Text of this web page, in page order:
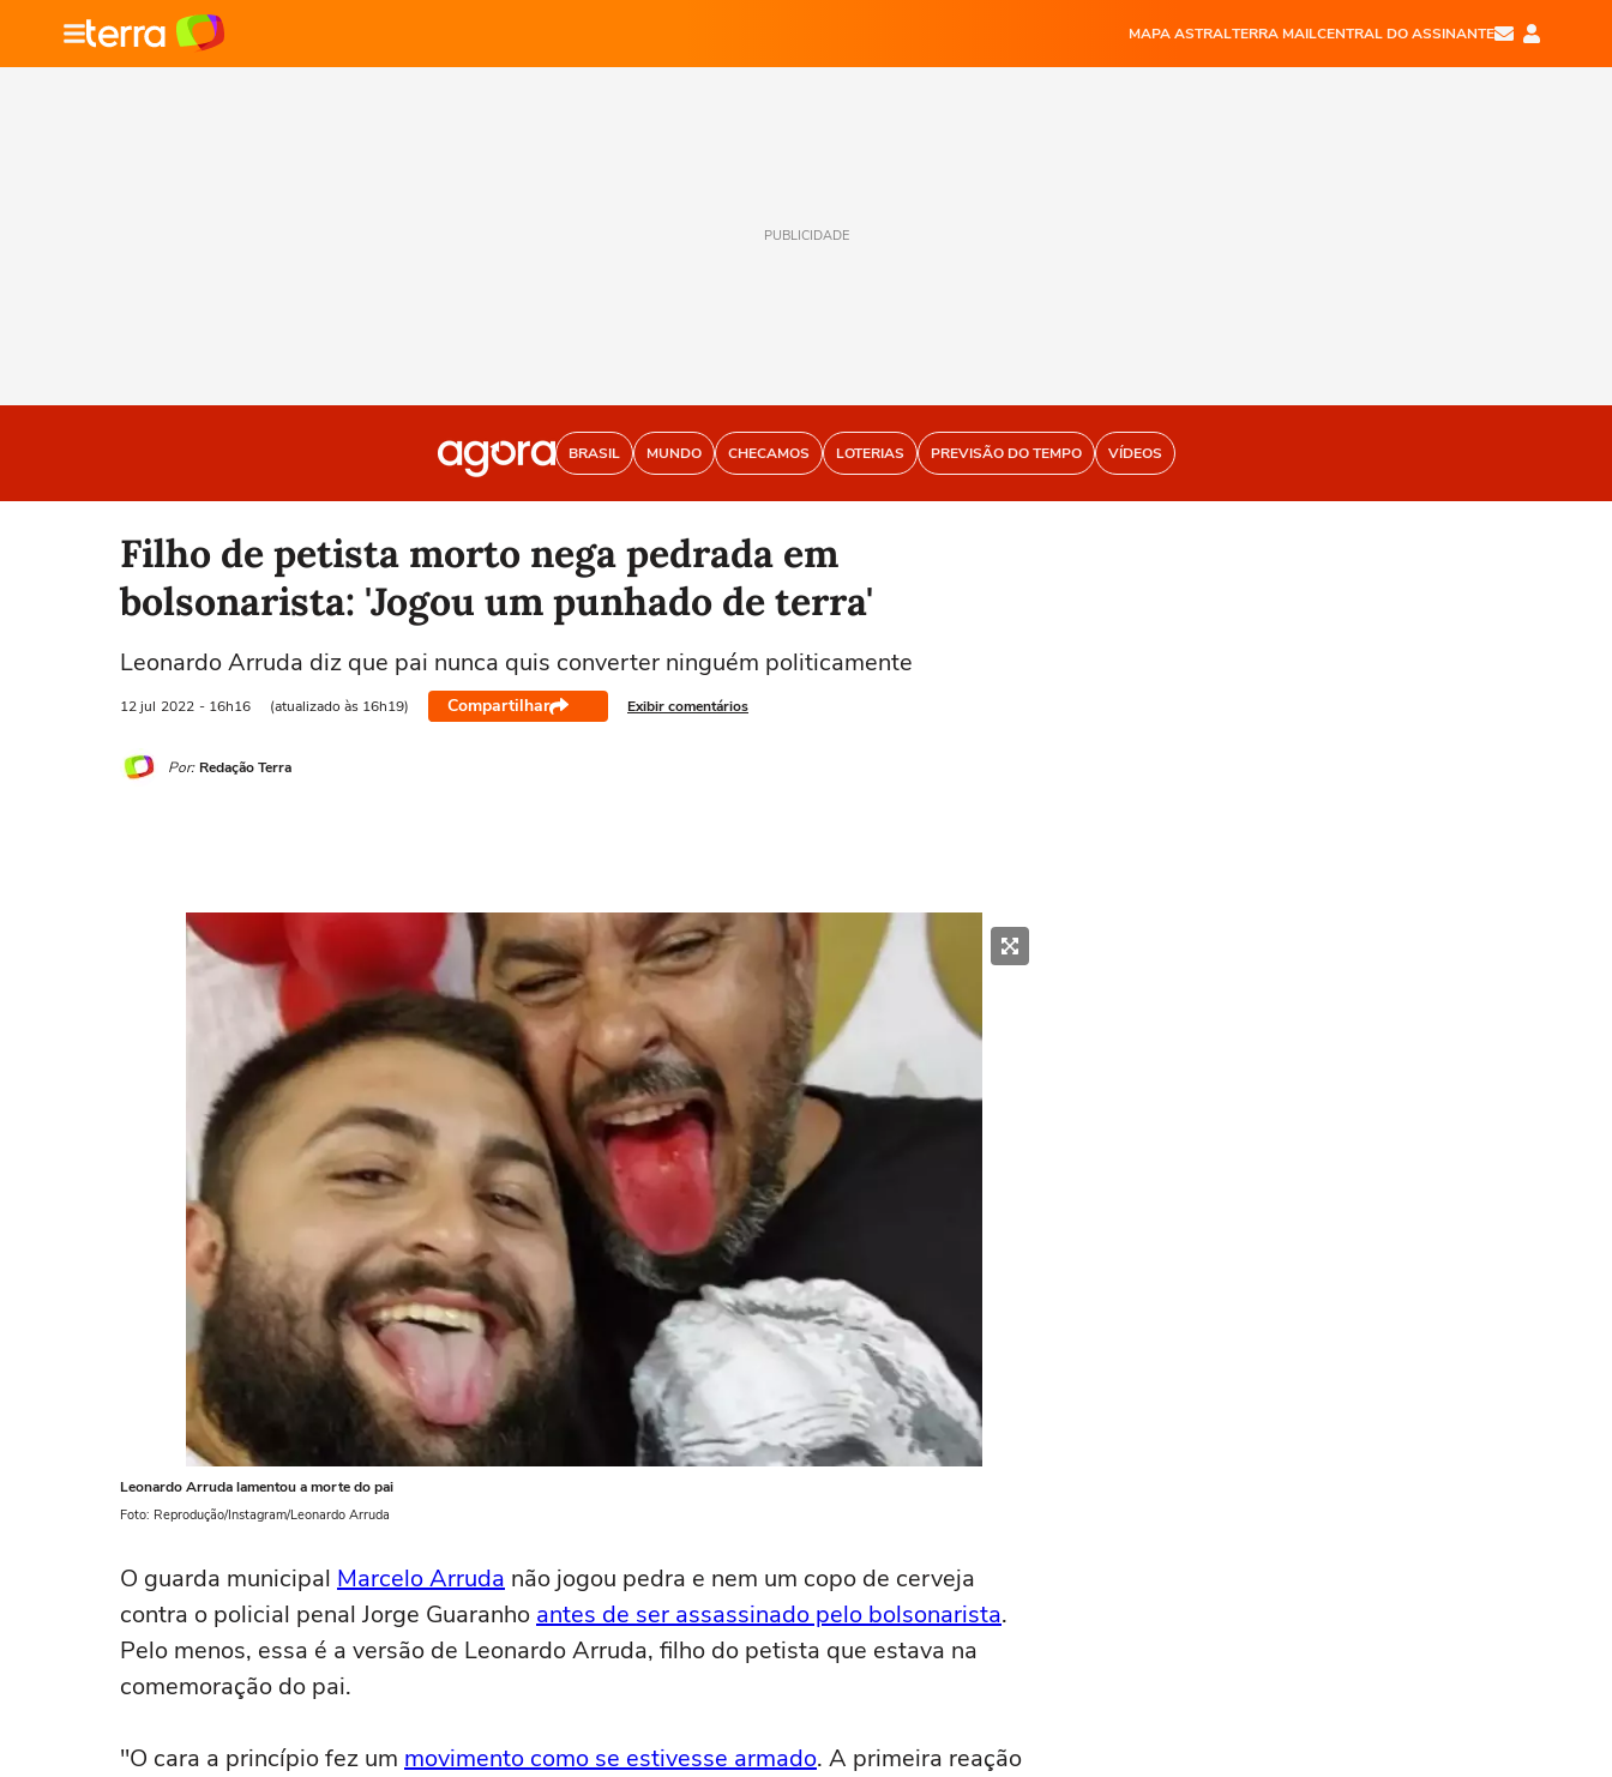
MAPA ASTRALTERRA MAILCENTRAL DO ASSINANTE
PUBLICIDADE
BRASIL MUNDO CHECAMOS LOTERIAS PREVISÃO DO TEMPO VÍDEOS
Filho de petista morto nega pedrada em
bolsonarista: 'Jogou um punhado de terra'
Leonardo Arruda diz que pai nunca quis converter ninguém politicamente
12 jul 2022 - 16h16 (atualizado às 16h19) Compartilhar Exibir comentários
Por: Redação Terra
Leonardo Arruda lamentou a morte do pai
Foto: Reprodução/Instagram/Leonardo Arruda
O guarda municipal Marcelo Arruda não jogou pedra e nem um copo de cerveja
contra o policial penal Jorge Guaranho antes de ser assassinado pelo bolsonarista.
Pelo menos, essa é a versão de Leonardo Arruda, filho do petista que estava na
comemoração do pai.
"O cara a princípio fez um movimento como se estivesse armado. A primeira reação